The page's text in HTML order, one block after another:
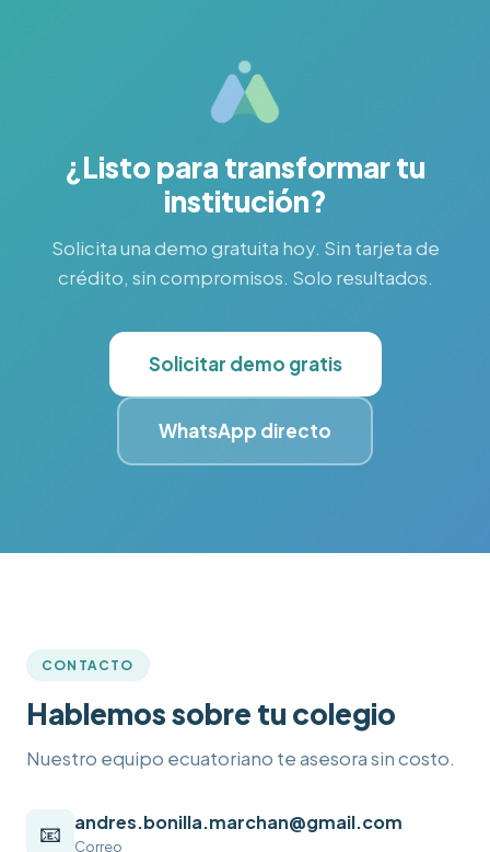
¿Listo para transformar tu
institución?
Solicita una demo gratuita hoy. Sin tarjeta de
crédito, sin compromisos. Solo resultados.
Solicitar demo gratis
WhatsApp directo
CONTACTO
Hablemos sobre tu colegio
Nuestro equipo ecuatoriano te asesora sin costo.
📧 andres.bonilla.marchan@gmail.com
Correo